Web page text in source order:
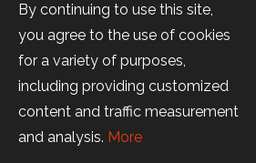
Violet
Copyright © 2016 Trapeze.
By continuing to use this site,
you agree to the use of cookies
for a variety of purposes,
including providing customized
content and traffic measurement
and analysis. More